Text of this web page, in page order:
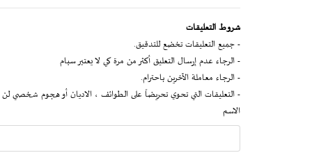
شروط التعليقات
- جميع التعليقات تخضع للتدقيق.
- الرجاء عدم إرسال التعليق أكثر من مرة كي لا يعتبر سبام
- الرجاء معاملة الآخرين باحترام.
- التعليقات التي تحوي تحريضاً على الطوائف ، الاديان أو هجوم شخصي
الاسم